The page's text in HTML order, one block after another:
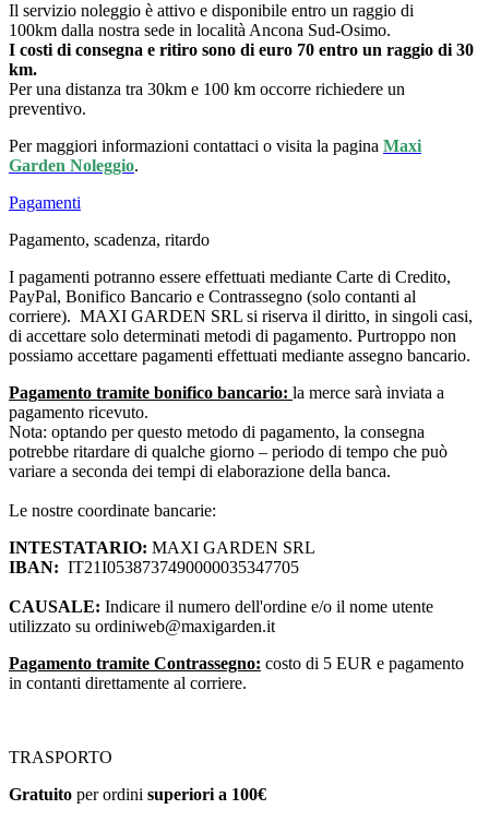
Il servizio noleggio è attivo e disponibile entro un raggio di
100km dalla nostra sede in località Ancona Sud-Osimo.
I costi di consegna e ritiro sono di euro 70 entro un raggio di 30
km.
Per una distanza tra 30km e 100 km occorre richiedere un
preventivo.
Per maggiori informazioni contattaci o visita la pagina Maxi
Garden Noleggio.
Pagamenti
Pagamento, scadenza, ritardo
I pagamenti potranno essere effettuati mediante Carte di Credito,
PayPal, Bonifico Bancario e Contrassegno (solo contanti al
corriere). MAXI GARDEN SRL si riserva il diritto, in singoli casi,
di accettare solo determinati metodi di pagamento. Purtroppo non
possiamo accettare pagamenti effettuati mediante assegno bancario.
Pagamento tramite bonifico bancario: la merce sarà inviata a
pagamento ricevuto.
Nota: optando per questo metodo di pagamento, la consegna
potrebbe ritardare di qualche giorno – periodo di tempo che può
variare a seconda dei tempi di elaborazione della banca.
Le nostre coordinate bancarie:
INTESTATARIO: MAXI GARDEN SRL
IBAN: IT21I0538737490000035347705
CAUSALE: Indicare il numero dell'ordine e/o il nome utente
utilizzato su ordiniweb@maxigarden.it
Pagamento tramite Contrassegno: costo di 5 EUR e pagamento
in contanti direttamente al corriere.
TRASPORTO
Gratuito per ordini superiori a 100€